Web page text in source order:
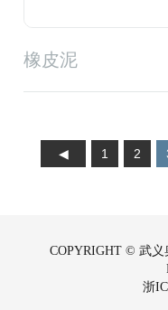
橡皮泥
1 2
COPYRIGHT © 武
浙